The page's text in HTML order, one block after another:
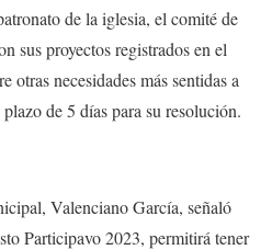
de la iglesia, el comité de
sus proyectos registrados en el
otras necesidades más sentidas a
de 5 días para su resolución.
Valenciano García, señaló
Participavo 2023, permitirá tener